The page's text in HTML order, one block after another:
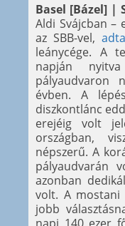
Basel [Bázel] |
Aldi Svájcban –
az SBB-vel,
leánycége. A
napján
pályaudvaron
évben. A
diszkontlánc
erejéig volt
országban,
népszerű. A
pályaudvarán
azonban
volt. A mostani
jobb